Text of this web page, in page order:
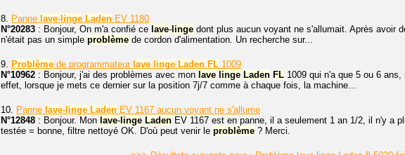
8. Panne lave- linge Laden EV 1180
N°20283 : Bonjour, On m'a confié ce lave- linge dont plus aucun voyant ne s'allumait. Après avoir
n'était pas un simple problème de cordon d'alimentation. Un recherche sur...
9. Problème de programmateur lave linge Laden FL 1009
N°10962 : Bonjour, j'ai des problèmes avec mon lave linge Laden FL 1009 qui n'a que 5 ou 6
effet, lorsque je mets ce dernier sur la position 7j/7 comme à chaque fois, la machine...
10. Panne lave- linge Laden EV 1167 aucun voyant ne s'allume
N°12848 : Bonjour. Mon lave- linge Laden EV 1167 est en panne, il a seulement 1 an 1/2, il n'y a
testée = bonne, filtre nettoyé OK. D'où peut venir le problème ? Merci.